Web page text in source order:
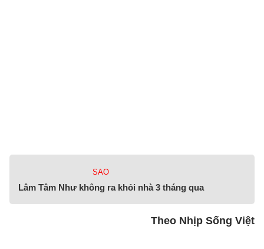
SAO
Lâm Tâm Như không ra khỏi nhà 3 tháng qua
Theo Nhịp Sống Việt